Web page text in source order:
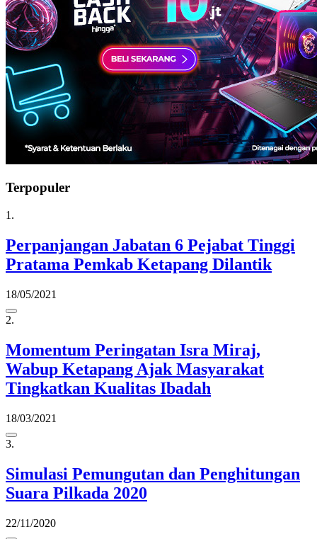
Terpopuler
1.
Perpanjangan Jabatan 6 Pejabat Tinggi
Pratama Pemkab Ketapang Dilantik
18/05/2021
2.
Momentum Peringatan Isra Miraj,
Wabup Ketapang Ajak Masyarakat
Tingkatkan Kualitas Ibadah
18/03/2021
3.
Simulasi Pemungutan dan Penghitungan
Suara Pilkada 2020
22/11/2020